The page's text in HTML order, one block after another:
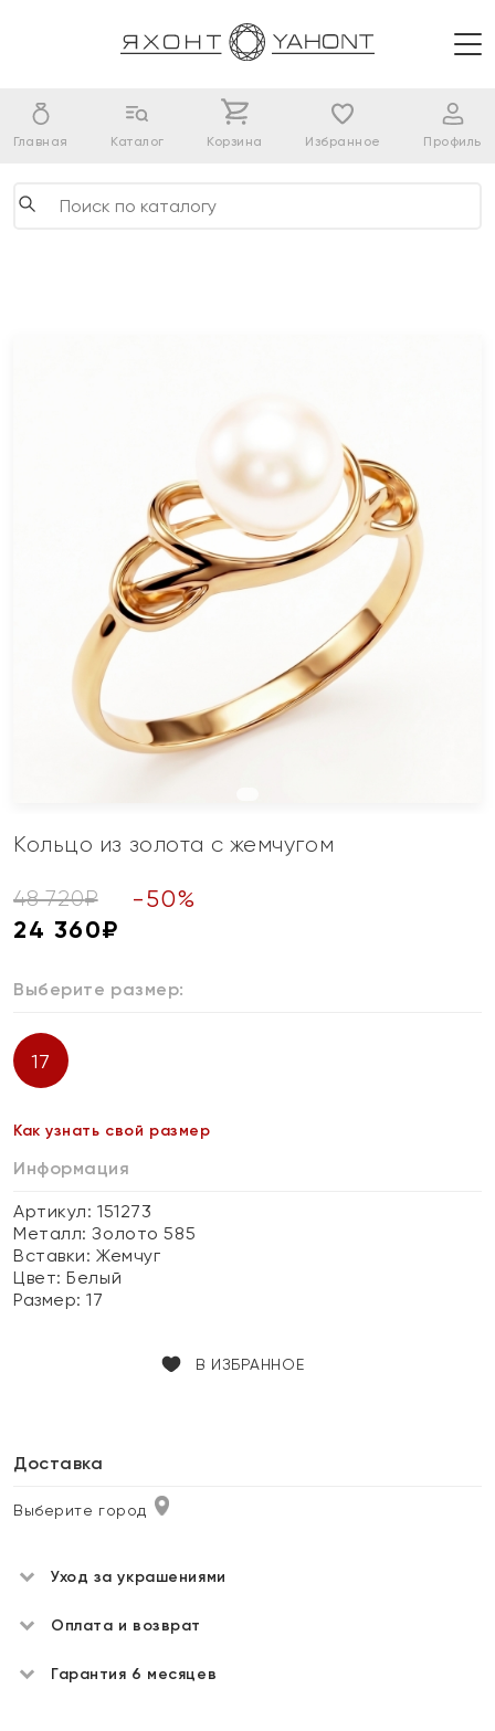
Главная Каталог Корзина Избранное Профиль
Кольцо из золота с жемчугом
48 720₽ -50%
24 360₽
Выберите размер:
17
Как узнать свой размер
Информация
Артикул: 151273
Металл:Золото 585
Вставки:Жемчуг
Цвет:Белый
Размер:17
В ИЗБРАННОЕ
Доставка
Выберите город
Уход за украшениями
Оплата и возврат
Гарантия 6 месяцев